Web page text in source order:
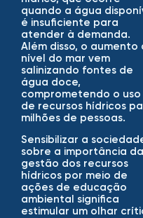
quando a água
é insuficiente para
atender à demanda.
Além disso, o aumento
nível do mar vem
salinizando fontes de
água doce,
comprometendo o uso
de recursos hídricos
milhões de pessoas.
Sensibilizar a
sobre a importância da
gestão dos recursos
hídricos por meio de
ações de educação
ambiental significa
estimular um olhar